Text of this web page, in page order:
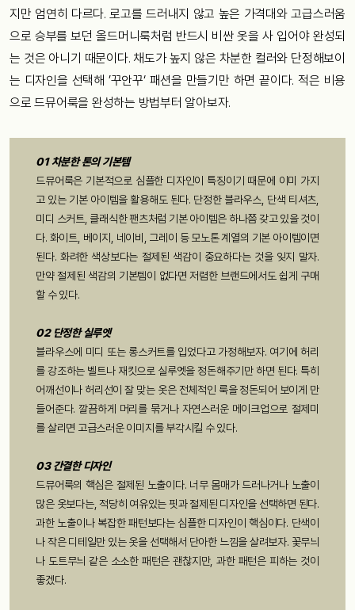
지만 엄연히 다르다. 로고를 드러내지 않고 높은 가격대와 고급스러움
으로 승부를 보던 올드머니룩처럼 반드시 비싼 옷을 사 입어야 완성되
는 것은 아니기 때문이다. 채도가 높지 않은 차분한 컬러와 단정해보이
는 디자인을 선택해 ’꾸안꾸‘ 패션을 만들기만 하면 끝이다. 적은 비용
으로 드뮤어룩을 완성하는 방법부터 알아보자.
01 차분한 톤의 기본템
드뮤어룩은 기본적으로 심플한 디자인이 특징이기 때문에 이미 가지
고 있는 기본 아이템을 활용해도 된다. 단정한 블라우스, 단색 티셔츠,
미디 스커트, 클래식한 팬츠처럼 기본 아이템은 하나쯤 갖고 있을 것이
다. 화이트, 베이지, 네이비, 그레이 등 모노톤 계열의 기본 아이템이면
된다. 화려한 색상보다는 절제된 색감이 중요하다는 것을 잊지 말자.
만약 절제된 색감의 기본템이 없다면 저렴한 브랜드에서도 쉽게 구매
할 수 있다.
02 단정한 실루엣
블라우스에 미디 또는 롱스커트를 입었다고 가정해보자. 여기에 허리
를 강조하는 벨트나 재킷으로 실루엣을 정돈해주기만 하면 된다. 특히
어깨선이나 허리선이 잘 맞는 옷은 전체적인 룩을 정돈되어 보이게 만
들어준다. 깔끔하게 머리를 묶거나 자연스러운 메이크업으로 절제미
를 살리면 고급스러운 이미지를 부각시킬 수 있다.
03 간결한 디자인
드뮤어룩의 핵심은 절제된 노출이다. 너무 몸매가 드러나거나 노출이
많은 옷보다는, 적당히 여유있는 핏과 절제된 디자인을 선택하면 된다.
과한 노출이나 복잡한 패턴보다는 심플한 디자인이 핵심이다. 단색이
나 작은 디테일만 있는 옷을 선택해서 단아한 느낌을 살려보자. 꽃무늬
나 도트무늬 같은 소소한 패턴은 괜찮지만, 과한 패턴은 피하는 것이
좋겠다.